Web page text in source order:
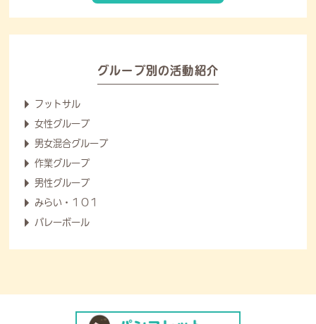
グループ別の活動紹介
フットサル
女性グループ
男女混合グループ
作業グループ
男性グループ
みらい・１０１
バレーボール